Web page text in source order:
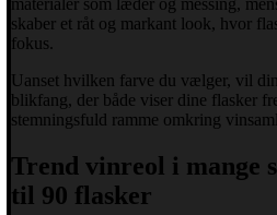
skaber et råt og markant look, hvor
fokus.
Uanset hvilken farve du vælger, vil
blikfang, der både viser dine flasker
stemningsfuld ramme omkring
Trend vinreol i mange
til 90 flasker